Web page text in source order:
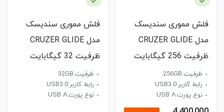
فلش مموری سندیسک
مدل CRUZER GLIDE
ظرفیت 256 گیگابایت
ظرفیت:256GB
رابط کاربر:USB3.0
نوع پورت:USB A
فلش مموری سندیسک
مدل CRUZER GLIDE
ظرفیت 32 گیگابایت
ظرفیت:32GB
رابط کاربر:USB3.0
نوع پورت:USB A